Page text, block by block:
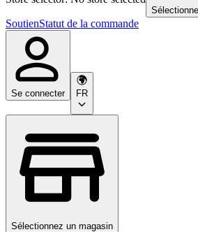
SoutienStatut de la commande
Se connecter FR
Sélectionnez un magasin